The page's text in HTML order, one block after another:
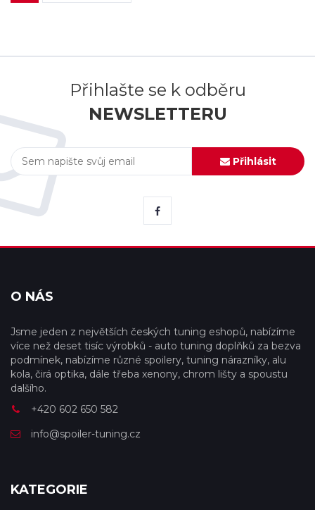
Přihlašte se k odběru
NEWSLETTERU
Přihlásit
O NÁS
Jsme jeden z největších českých tuning eshopů, nabízíme
více než deset tisíc výrobků - auto tuning doplňků za bezva
podmínek, nabízíme různé spoilery, tuning nárazníky, alu
kola, čirá optika, dále třeba xenony, chrom lišty a spoustu
dalšího.
+420 602 650 582
info@spoiler-tuning.cz
KATEGORIE